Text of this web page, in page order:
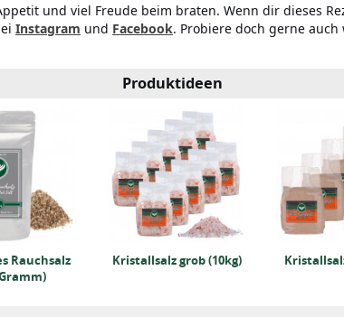
und viel Freude beim braten. Wenn dir dieses
Instagram und Facebook. Probiere doch gerne
Produktideen
Rauchsalz
Kristallsalz grob (10kg)